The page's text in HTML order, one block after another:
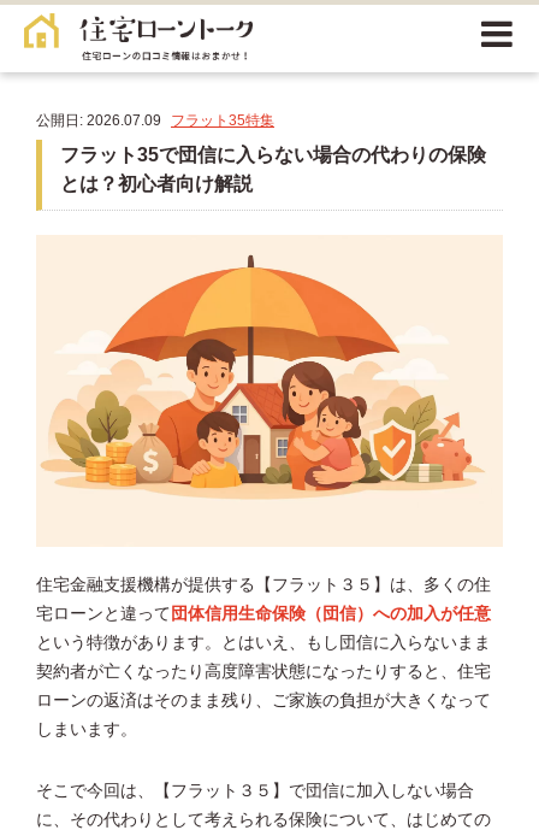
公開日: 2026.07.09 フラット35特集
フラット35で団信に入らない場合の代わりの保険
とは？初心者向け解説
住宅金融支援機構が提供する【フラット３５】は、多くの住
宅ローンと違って 団体信用生命保険（団信）への加入が任意
という特徴があります。とはいえ、もし団信に入らないまま
契約者が亡くなったり高度障害状態になったりすると、住宅
ローンの返済はそのまま残り、ご家族の負担が大きくなって
しまいます。
そこで今回は、【フラット３５】で団信に加入しない場合
に、その代わりとして考えられる保険について、はじめての